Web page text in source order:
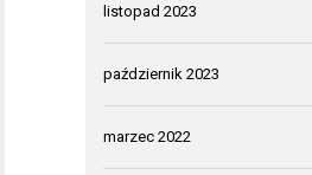
listopad 2023
październik 2023
marzec 2022